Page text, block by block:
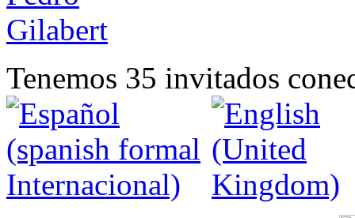
Tenemos 35 invitados